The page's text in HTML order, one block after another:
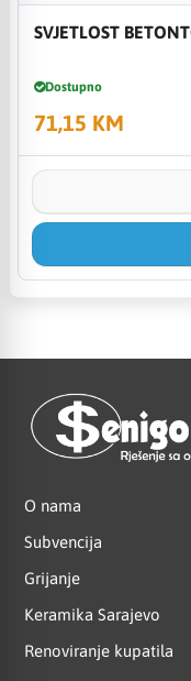
SVJETLOST
Dostupno
71,15 KM
O nama
Subvencija
Grijanje
Keramika Sarajevo
Renoviranje kupatila